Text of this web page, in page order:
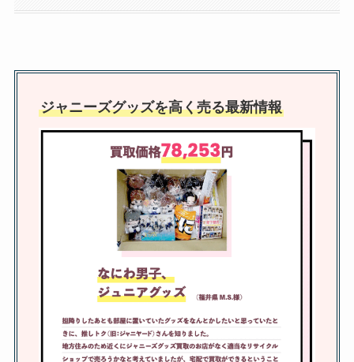
できるのか調査
ジャニーズの人気・有名曲10選！
代表曲とは？
京都にジャニーズショップはあ
る？聖地やジャニランド・ジャニ
ーズグッズが買える場所調査
ジャニーズグッズが買える中古店
舗はある？人気のジャニランドや
ジャニーズグッズを高く売る最新情報